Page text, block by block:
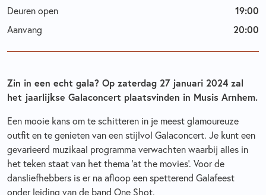
Zin in een echt gala? Op zaterdag 27 januari 2024 zal
het jaarlijkse Galaconcert plaatsvinden in Musis Arnhem.
Een mooie kans om te schitteren in je meest glamoureuze
outfit en te genieten van een stijlvol Galaconcert. Je kunt een
gevarieerd muzikaal programma verwachten waarbij alles in
het teken staat van het thema ‘at the movies’. Voor de
dansliefhebbers is er na afloop een spetterend Galafeest
onder leiding van de band One Shot.
Deuren open
Aanvang
19:00
20:00